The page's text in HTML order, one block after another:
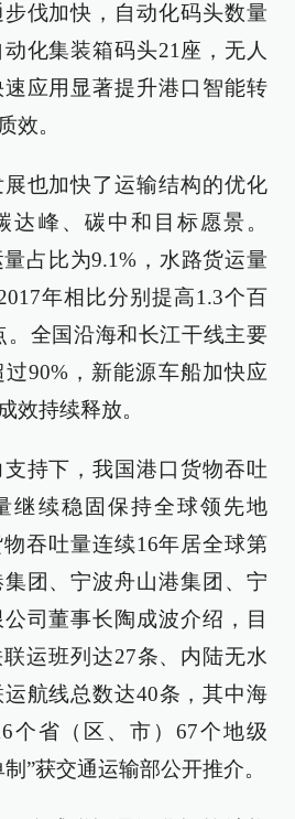
伐加快，自动化码头数量
化集装箱码头21座，无人
应用显著提升港口智能转
效。
也加快了运输结构的优化
达峰、碳中和目标愿景。
占比为9.1%，水路货运量
年相比分别提高1.3个百
。全国沿海和长江干线主要
90%，新能源车船加快应
效持续释放。
持下，我国港口货物吞吐
继续稳固保持全球领先地
吞吐量连续16年居全球第
团、宁波舟山港集团、宁
司董事长陶成波介绍，目
运班列达27条、内陆无水
航线总数达40条，其中海
个省（区、市）67个地级
”获交通运输部公开推介。